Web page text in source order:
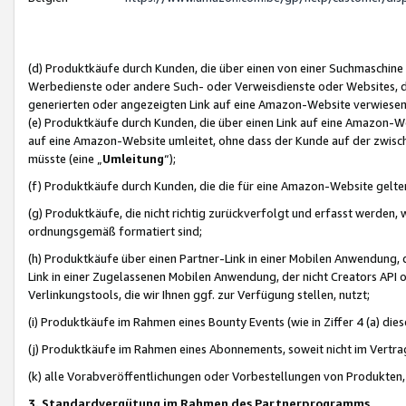
(d) Produktkäufe durch Kunden, die über einen von einer
Werbedienste oder andere Such- oder Verweisdienste oder Websites,
generierten oder angezeigten Link auf eine Amazon-Website
(e) Produktkäufe durch Kunden, die über einen Link auf eine
auf eine Amazon-Website umleitet, ohne dass der Kunde auf der
müsste (eine „ Umleitung“);
(f) Produktkäufe durch Kunden, die die für eine Amazon-Website
(g) Produktkäufe, die nicht richtig zurückverfolgt und erfasst werden,
ordnungsgemäß formatiert sind;
(h) Produktkäufe über einen Partner-Link in einer Mobilen
Link in einer Zugelassenen Mobilen Anwendung, der nicht Creators
Verlinkungstools, die wir Ihnen ggf. zur Verfügung stellen, nutzt;
(i) Produktkäufe im Rahmen eines Bounty Events (wie in Ziffer 4 (a)
(j) Produktkäufe im Rahmen eines Abonnements, soweit nicht im
(k) alle Vorabveröffentlichungen oder Vorbestellungen von
3. Standardvergütung im Rahmen des Partnerprogramms